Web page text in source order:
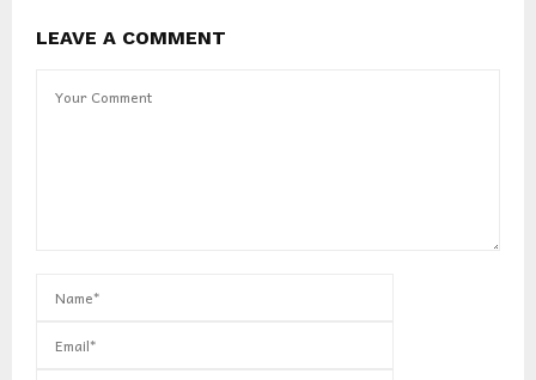
LEAVE A COMMENT